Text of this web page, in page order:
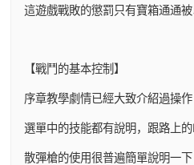
這遊戲戰敗的懲罰只有寶箱通通
【戰鬥的基本控制】
序章教學劇情已經大致介紹過操作
選單中的技能都有說明，跟路上
散彈槍的使用很普遍簡單說明一下